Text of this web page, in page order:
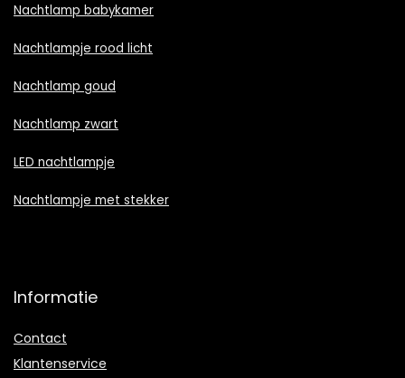
Nachtlamp babykamer
Nachtlampje rood licht
Nachtlamp goud
Nachtlamp zwart
LED nachtlampje
Nachtlampje met stekker
Informatie
Contact
Klantenservice